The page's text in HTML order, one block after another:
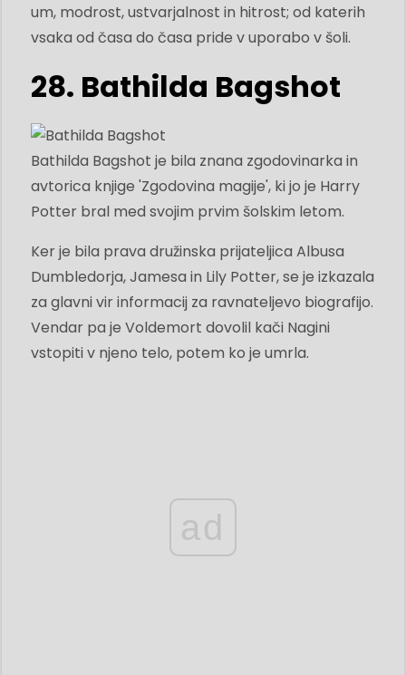
um, modrost, ustvarjalnost in hitrost; od katerih
vsaka od časa do časa pride v uporabo v šoli.
28. Bathilda Bagshot
Bathilda Bagshot je bila znana zgodovinarka in
avtorica knjige 'Zgodovina magije', ki jo je Harry
Potter bral med svojim prvim šolskim letom.
Ker je bila prava družinska prijateljica Albusa
Dumbledorja, Jamesa in Lily Potter, se je izkazala
za glavni vir informacij za ravnateljevo biografijo.
Vendar pa je Voldemort dovolil kači Nagini
vstopiti v njeno telo, potem ko je umrla.
ad